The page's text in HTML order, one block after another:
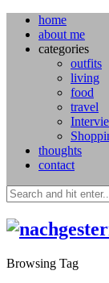
home
about me
categories
outfits
living
food
travel
thoughts
contact
Browsing Tag